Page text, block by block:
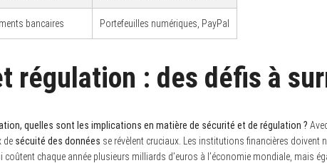
bancaires Portefeuilles numériques, PayPal
régulation : des défis à
quelles sont les implications en matière de sécurité et de régulation ?
de sécuité des données se révèlent cruciaux. Les institutions financières doivent
coûtent chaque année plusieurs milliards d’euros à l’économie mondiale, mais